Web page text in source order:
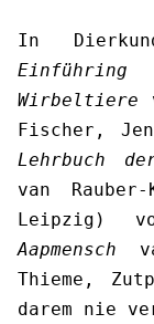
In
Wirbeltiere
Fischer,
Lehrbuch
van
Leipzig)
Aapmensch
Thieme,
darem nie